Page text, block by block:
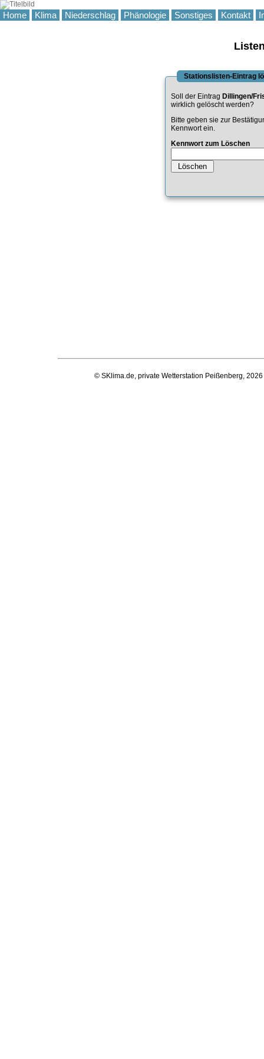
Home Klima Niederschlag Phänologie Sonstiges Kontakt
Stationslisten-Eintrag
Soll der Eintrag Dillingen/
wirklich gelöscht werden?
Bitte geben sie zur
Kennwort ein.
Kennwort zum Löschen
© SKlima.de, private Wetterstation Peißenberg,